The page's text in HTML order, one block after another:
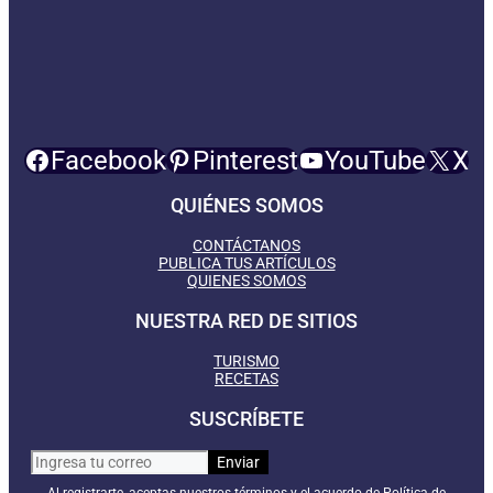
Facebook Pinterest YouTube X
QUIÉNES SOMOS
CONTÁCTANOS
PUBLICA TUS ARTÍCULOS
QUIENES SOMOS
NUESTRA RED DE SITIOS
TURISMO
RECETAS
SUSCRÍBETE